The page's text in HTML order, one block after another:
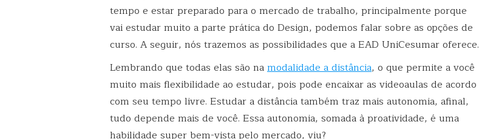
tempo e estar preparado para o mercado de trabalho, principalmente porque
vai estudar muito a parte prática do Design, podemos falar sobre as opções de
curso. A seguir, nós trazemos as possibilidades que a EAD UniCesumar oferece.
Lembrando que todas elas são namodalidade a distância, o que permite a você
muito mais flexibilidade ao estudar, pois pode encaixar as videoaulas de acordo
com seu tempo livre. Estudar a distância também traz mais autonomia, afinal,
tudo depende mais de você. Essa autonomia, somada à proatividade, é uma
habilidade super bem-vista pelo mercado, viu?